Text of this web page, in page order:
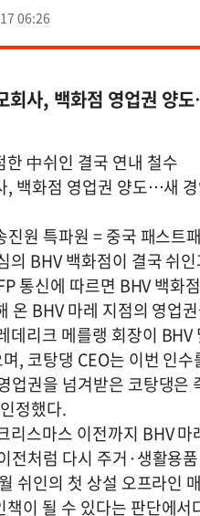
06:26
회사, 백화점 영업권 양
한 中쉬인 결국 연내 철수
, 백화점 영업권 양도…새
진원 특파원 = 중국 패스트
의 BHV 백화점이 결국 쉬
통신에 따르면 BHV 백화
온 BHV 마레 지점의 영업
데리크 메를랭 회장이
, 코탕댕 CEO는 이번 인
업권을 넘겨받은 코탕댕
정했다.
리스마스 이전까지 BHV
전처럼 다시 주거·생활용
쉬인의 첫 상설 오프라인
책이 될 수 있다는 판단에서